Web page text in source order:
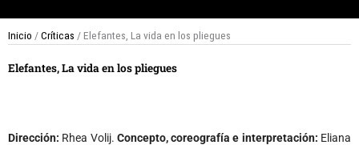
Inicio /Críticas / Elefantes, La vida en los pliegues
Elefantes, La vida en los pliegues
Dirección: Rhea Volij. Concepto, coreografía e interpretación: Eliana